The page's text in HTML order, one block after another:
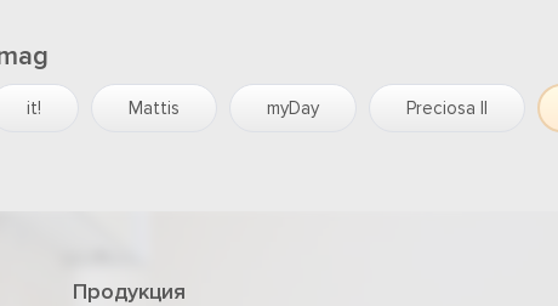
it! Mattis myDay Preciosa II
Продукция